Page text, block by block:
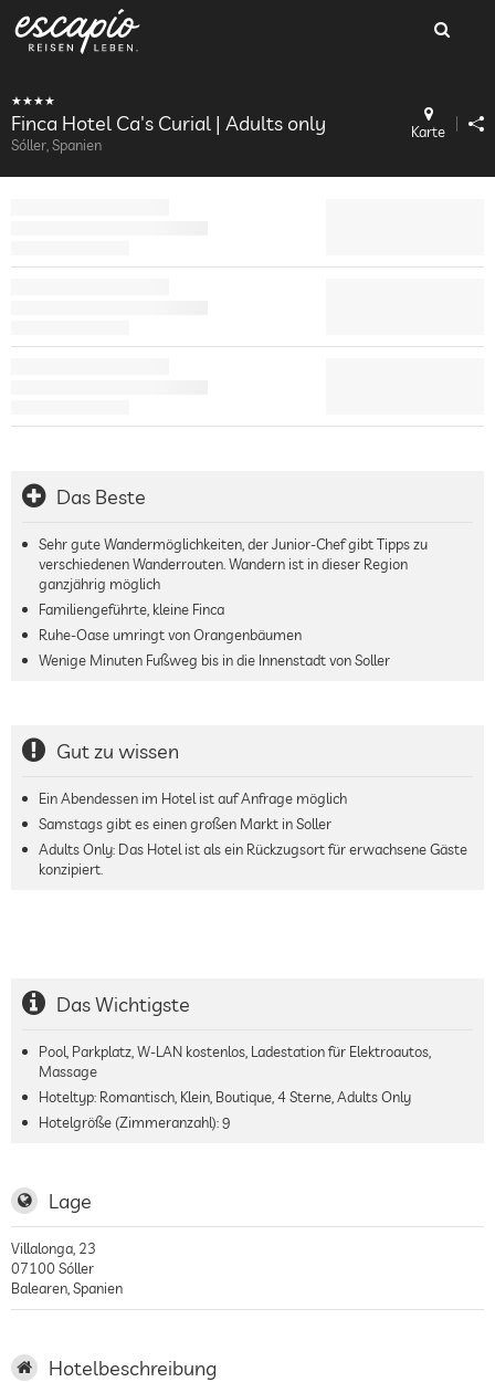
Finca Hotel Ca's Curial | Adults only
Sóller, Spanien
Karte
Das Beste
Sehr gute Wandermöglichkeiten, der Junior-Chef gibt Tipps zu
verschiedenen Wanderrouten. Wandern ist in dieser Region
ganzjährig möglich
Familiengeführte, kleine Finca
Ruhe-Oase umringt von Orangenbäumen
Wenige Minuten Fußweg bis in die Innenstadt von Soller
Gut zu wissen
Ein Abendessen im Hotel ist auf Anfrage möglich
Samstags gibt es einen großen Markt in Soller
Adults Only: Das Hotel ist als ein Rückzugsort für erwachsene Gäste
konzipiert.
Das Wichtigste
Pool, Parkplatz, W-LAN kostenlos, Ladestation für Elektroautos,
Massage
Hoteltyp: Romantisch, Klein, Boutique, 4 Sterne, Adults Only
Hotelgröße (Zimmeranzahl):9
Lage
Villalonga, 23
07100 Sóller
Balearen Spanien
Hotelbeschreibung